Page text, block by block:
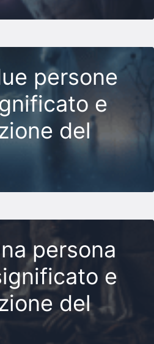
persone
e
del
persona
e
del